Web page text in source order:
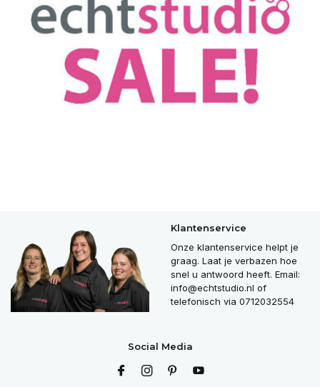
Klantenservice
Onze klantenservice helpt je
graag. Laat je verbazen hoe
snel u antwoord heeft. Email:
info@echtstudio.nl of
telefonisch via 0712032554
Social Media